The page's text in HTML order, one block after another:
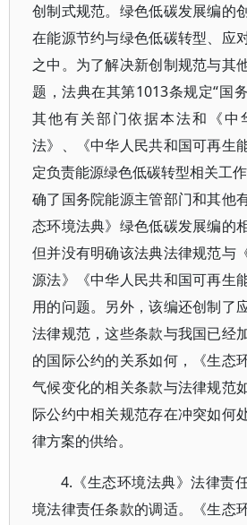
创制式规范。绿色低碳发展编的
在能源节约与绿色低碳转型、应
之中。为了解决新创制规范与其
题，法典在其第1013条规定“国
其他有关部门依据本法和《中
法》、《中华人民共和国可再生
定负责能源绿色低碳转型相关工
确了国务院能源主管部门和其他
态环境法典》绿色低碳发展编的
但并没有明确该法典法律规范与
源法》《中华人民共和国可再生
用的问题。另外，该编还创制了
法律规范，这些条款与我国已经
的国际公约的关系如何，《生态
气候变化的相关条款与法律规范
际公约中相关规范存在冲突如何
律方案的供给。
4.《生态环境法典》法律责
境法律责任条款的调适。《生态